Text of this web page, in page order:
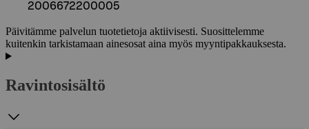
2006672200005
Päivitämme palvelun tuotetietoja aktiivisesti. Suosittelemme
kuitenkin tarkistamaan ainesosat aina myös myyntipakkauksesta.
Ravintosisältö